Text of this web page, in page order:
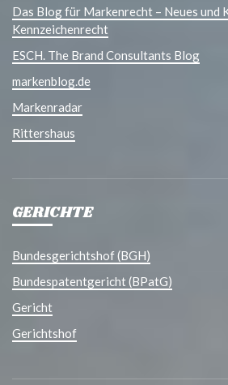
Das Blog für Markenrecht – Neues und
Kennzeichenrecht
ESCH. The Brand Consultants Blog
markenblog.de
Markenradar
Rittershaus
GERICHTE
Bundesgerichtshof (BGH)
Bundespatentgericht (BPatG)
Gericht
Gerichtshof